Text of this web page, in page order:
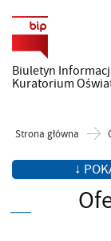
Biuletyn
Kuratorium
Strona główna
↓